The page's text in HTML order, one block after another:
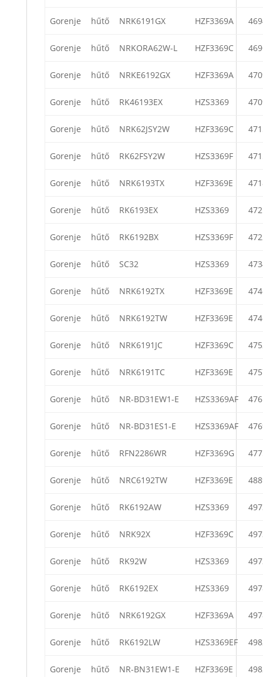
Gorenje hűtő NRK6191GX HZF3369A
Gorenje hűtő NRKORA62W-L HZF3369C
Gorenje hűtő NRKE6192GX HZF3369A
Gorenje hűtő RK46193EX HZS3369
Gorenje hűtő NRK62JSY2W HZF3369C
Gorenje hűtő RK62FSY2W HZS3369F
Gorenje hűtő NRK6193TX HZF3369E
Gorenje hűtő RK6193EX HZS3369
Gorenje hűtő RK6192BX HZS3369F
Gorenje hűtő SC32 HZS3369
Gorenje hűtő NRK6192TX HZF3369E
Gorenje hűtő NRK6192TW HZF3369E
Gorenje hűtő NRK6191JC HZF3369C
Gorenje hűtő NRK6191TC HZF3369E
Gorenje hűtő NR-BD31EW1-E HZS3369AF
Gorenje hűtő NR-BD31ES1-E HZS3369AF
Gorenje hűtő RFN2286WR HZF3369G
Gorenje hűtő NRC6192TW HZF3369E
Gorenje hűtő RK6192AW HZS3369
Gorenje hűtő NRK92X HZF3369C
Gorenje hűtő RK92W HZS3369
Gorenje hűtő RK6192EX HZS3369
Gorenje hűtő NRK6192GX HZF3369A
Gorenje hűtő RK6192LW HZS3369EF
Gorenje hűtő NR-BN31EW1-E HZF3369E